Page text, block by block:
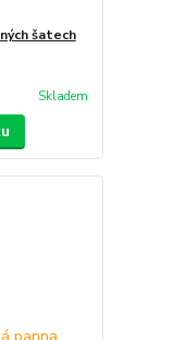
šatech
Skladem